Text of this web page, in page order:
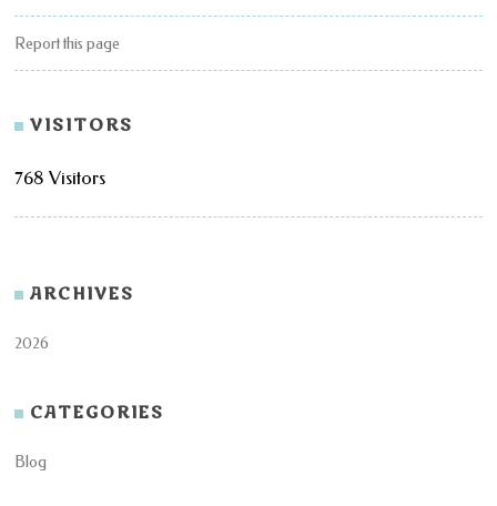
Report this page
VISITORS
768 Visitors
ARCHIVES
2026
CATEGORIES
Blog